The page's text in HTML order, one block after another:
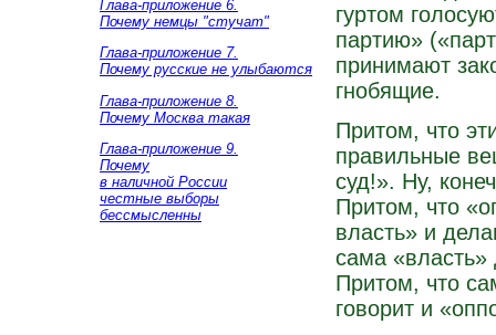
Глава-приложение 6.
Почему немцы "стучат"
Глава-приложение 7.
Почему русские не улыбаются
Глава-приложение 8.
Почему Москва такая
Глава-приложение 9.
Почему
в наличной России
честные выборы
бессмысленны
гуртом
партию»
принимают
гнобящие.
Притом, что
правильные
суд!». Ну,
Притом, что
власть» и
сама «власть»
Притом, что
говорит и